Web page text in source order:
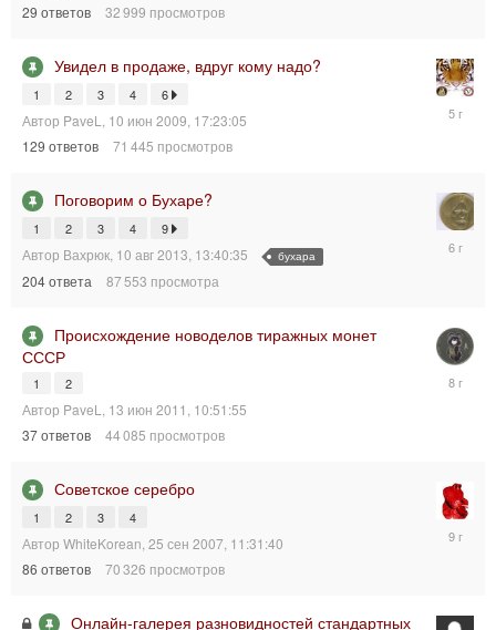
29 ответов 32 999 просмотров
Увидел в продаже, вдруг кому надо?
1 2 3 4 6
Автор PaveL
10 июн 2009, 17:23:05
129 ответов 71 445 просмотров
29
Поговорим о Бухаре?
1 2 3 4 9
Автор Вахрюк 10 авг 2013, 13:40:35 бухара
204ответа 87 553 просмотра
Происхождение новоделов тиражных монет
СССР
1 2
Автор PaveL
13 июн 2011, 10:51:55
37ответов 44 085 просмотров
18
Советское серебро
1 2 3 4
Автор WhiteKorean 25 сен 2007, 11:31:40
86 ответов 70 326 просмотров
Онлайн-галерея разновидностей стандартных